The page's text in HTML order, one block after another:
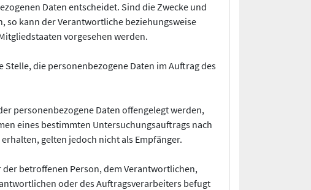
Daten entscheidet. Sind die Zwecke und
so kann der Verantwortliche beziehungsweise
vorgesehen werden.
die personenbezogene Daten im Auftrag des
personenbezogene Daten offengelegt werden,
eines bestimmten Untersuchungsauftrags nach
gelten jedoch nicht als Empfänger.
betroffenen Person, dem Verantwortlichen,
oder des Auftragsverarbeiters befugt